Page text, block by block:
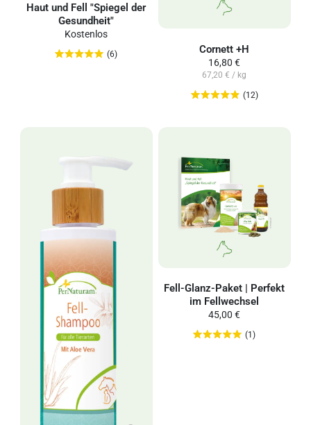
Haut und Fell "Spiegel der
Gesundheit"
Kostenlos
(6) Cornett +H
16,80 €
67,20 € / kg
(12)
Fell-Glanz-Paket | Perfekt
im Fellwechsel
45,00 €
(1)